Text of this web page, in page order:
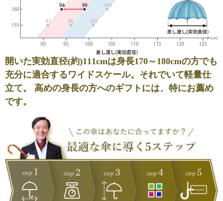
開いた実効直径(約)111cmは身長170～180cmの方でも
充分に適合するワイドスケール。それでいて軽量仕
立て。 高めの身長の方へのギフトには、特にお薦め
です。